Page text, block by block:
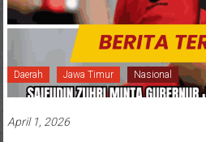
Daerah Jawa Timur Nasional
April 1, 2026